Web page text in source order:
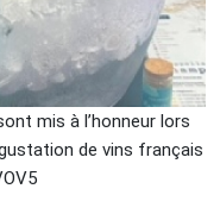
mis à l’honneur lors
de vins français